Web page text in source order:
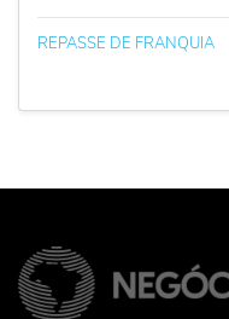
REPASSE DE FRANQUIA